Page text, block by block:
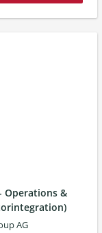
Operations &
AG